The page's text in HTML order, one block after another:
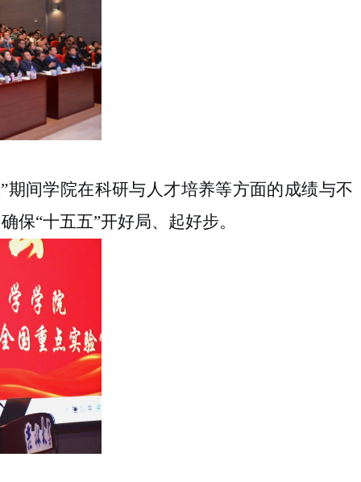
期间学院在科研与人才培养等方面的成绩与不
保“十五五”开好局、起好步。